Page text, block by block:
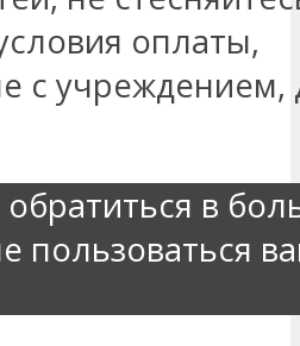
оплаты,
с учреждением,
в
пользоваться